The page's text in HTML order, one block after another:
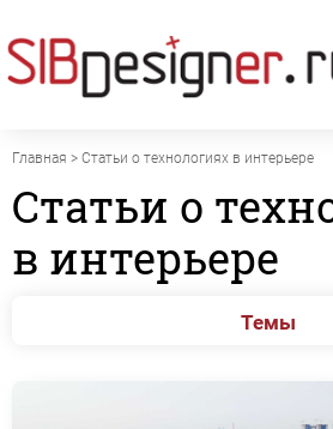
Главная > Статьи о технологиях в интерьере
Статьи о
в интерьере
Темы